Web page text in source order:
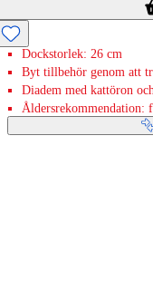
Dockstorlek: 26 cm
Byt tillbehör genom att
Diadem med kattöron
Åldersrekommendation: